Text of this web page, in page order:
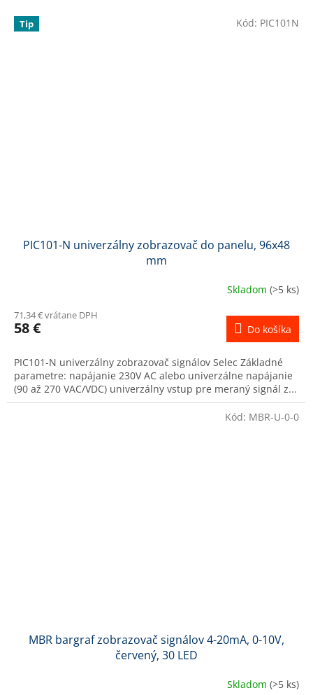
Tip
PIC101-N univerzálny zobrazovač do panelu, 96x48
mm
Skladom (>5 ks)
71,34 € vrátane DPH
58 € Do košíka
PIC101-N univerzálny zobrazovač signálov Selec Základné
parametre: napájanie 230V AC alebo univerzálne napájanie
(90 až 270 VAC/VDC) univerzálny vstup pre meraný signál z...
Kód: PIC101N
MBR bargraf zobrazovač signálov 4-20mA, 0-10V,
červený, 30 LED
Skladom (>5 ks)
Kód: MBR-U-0-0